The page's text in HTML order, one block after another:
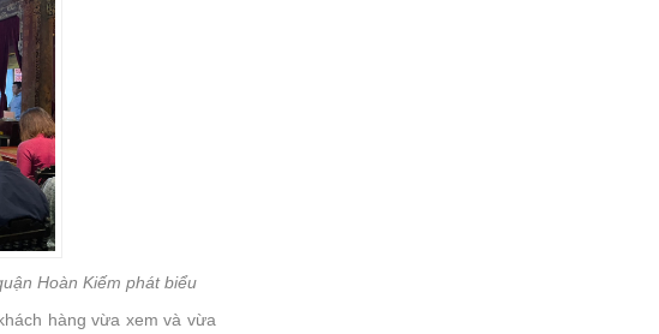
Hoàn Kiếm phát biểu
hàng vừa xem và vừa